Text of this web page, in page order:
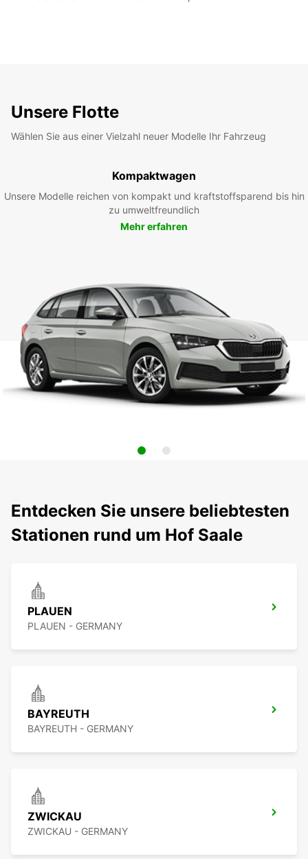
Unsere Flotte
Wählen Sie aus einer Vielzahl neuer Modelle Ihr Fahrzeug
Kompaktwagen
Unsere Modelle reichen von kompakt und kraftstoffsparend bis hin
zu umweltfreundlich
Mehr erfahren
Entdecken Sie unsere beliebtesten
Stationen rund um Hof Saale
PLAUEN
PLAUEN - GERMANY
BAYREUTH
BAYREUTH - GERMANY
ZWICKAU
ZWICKAU - GERMANY